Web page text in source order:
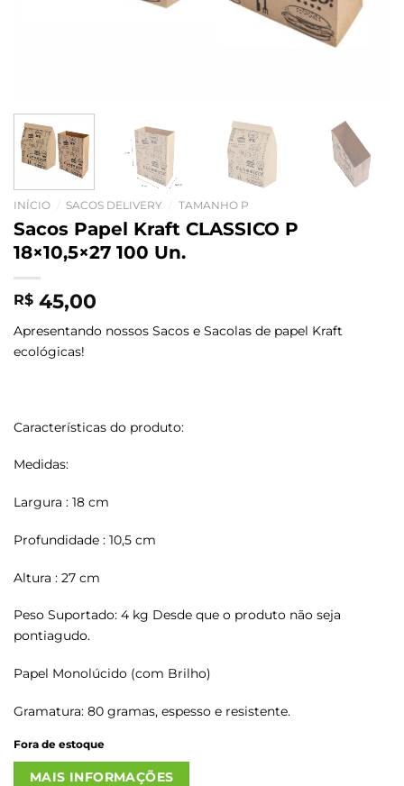
INÍCIO SACOS DELIVERY TAMANHO P
Sacos Papel Kraft CLASSICO P
18×10,5×27 100 Un.
R$ 45,00
Apresentando nossos Sacos e Sacolas de papel Kraft
ecológicas!
Características do produto:
Medidas:
Largura : 18 cm
Profundidade : 10,5 cm
Altura : 27 cm
Peso Suportado: 4 kg Desde que o produto não seja
pontiagudo.
Papel Monolúcido (com Brilho)
Gramatura: 80 gramas, espesso e resistente.
Fora de estoque
MAIS INFORMAÇÕES